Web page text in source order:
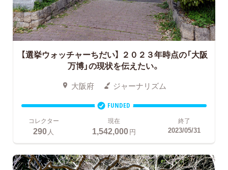
【選挙ウォッチャーちだい】 ２０２３年時点の「大阪
万博」の現状を伝えたい。
大阪府 ジャーナリズム
FUNDED
コレクター
290 人
現在
1,542,000円
終了
2023/05/31